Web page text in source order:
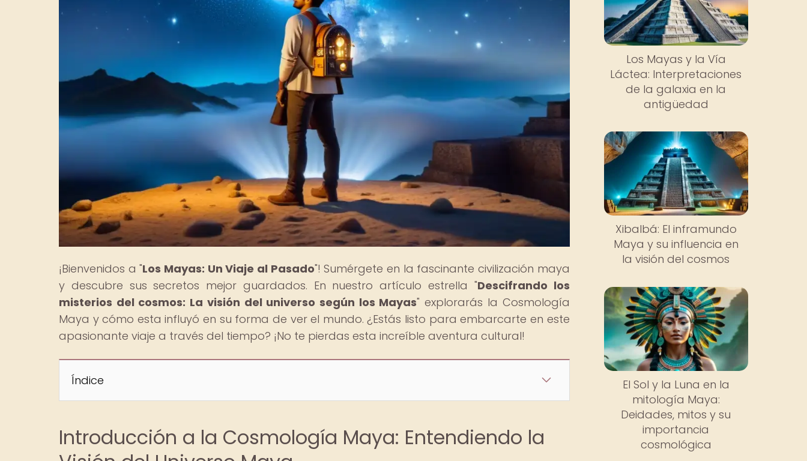
¡Bienvenidos a "Los Mayas: Un Viaje al Pasado"! Sumérgete en la fascinante civilización maya
y descubre sus secretos mejor guardados. En nuestro artículo estrella "Descifrando los
misterios del cosmos: La visión del universo según los Mayas" explorarás la Cosmología
Maya y cómo esta influyó en su forma de ver el mundo. ¿Estás listo para embarcarte en este
apasionante viaje a través del tiempo? ¡No te pierdas esta increíble aventura cultural!
Índice
Introducción a la Cosmología Maya: Entendiendo la
Los Mayas y la Vía
Láctea: Interpretaciones
de la galaxia en la
antigüedad
Xibalbá: El inframundo
Maya y su influencia en
la visión del cosmos
El Sol y la Luna en la
mitología Maya:
Deidades, mitos y su
importancia
cosmológica